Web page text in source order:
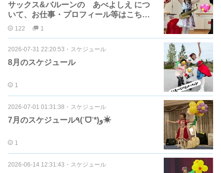
サックス&バルーンの あべよしえ につ
いて、お仕事・プロフィール等はこちら
をご覧ください
122 1
2026-07-31 22:20:53 ・ スケジュール
8月のスケジュール
1
2026-07-01 01:31:38 ・ スケジュール
7月のスケジュール٩(ˊᗜˋ*)و☀
1
2026-06-14 12:31:43 ・ スケジュール